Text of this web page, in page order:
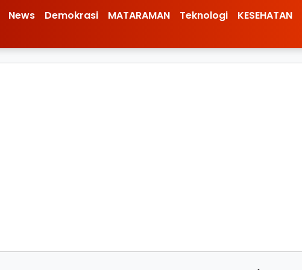
News Demokrasi MATARAMAN Teknologi KESEHATAN